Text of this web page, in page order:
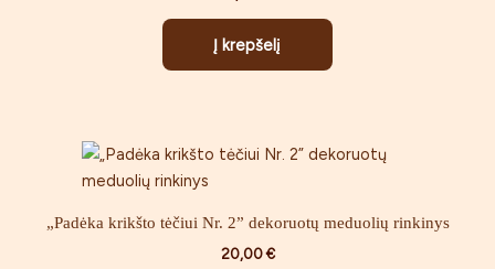
Į krepšelį
„Padėka krikšto tėčiui Nr. 2” dekoruotų meduolių rinkinys
20,00€